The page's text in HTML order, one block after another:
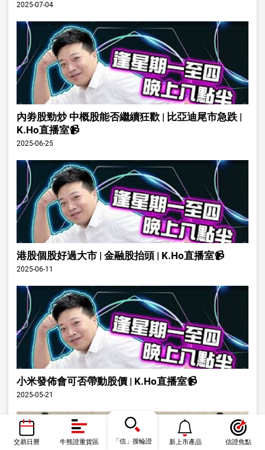
2025-07-04
內劵股勁炒 中概股能否繼續狂歡 | 比亞迪尾市急跌 |
K.Ho直播室📹
2025-06-25
港股個股好過大市 | 金融股抬頭 | K.Ho直播室📹
2025-06-11
小米發佈會可否帶動股價 | K.Ho直播室📹
2025-05-21
交易日曆 牛熊證重貨區 「信」搜輪證 新上市產品 信證焦點